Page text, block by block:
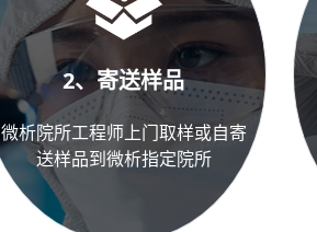
2、寄送样品
微析院所工程师上门取样或自寄
送样品到微析指定院所